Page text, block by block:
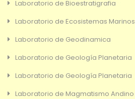
Laboratorio de Bioestratigrafia
Laboratorio de Ecosistemas Marinos
Laboratorio de Geodinamica
Laboratorio de Geología Planetaria
Laboratorio de Geología Planetaria
Laboratorio de Magmatismo Andino